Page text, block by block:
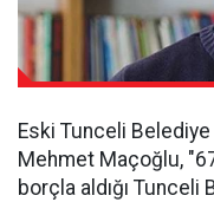
Eski Tunceli Belediye
Mehmet Maçoğlu,
borçla aldığı